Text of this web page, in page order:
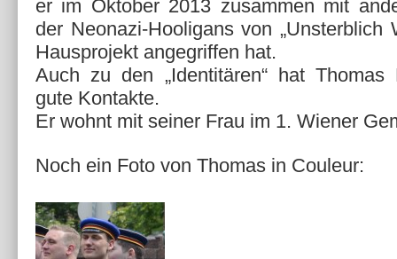
er im Oktober 2013 zusammen mit
der Neonazi-Hooligans von „Unsterblich
Hausprojekt angegriffen hat.
Auch zu den „Identitären“ hat Thomas
gute Kontakte.
Er wohnt mit seiner Frau im 1. Wiener
Noch ein Foto von Thomas in Couleur: